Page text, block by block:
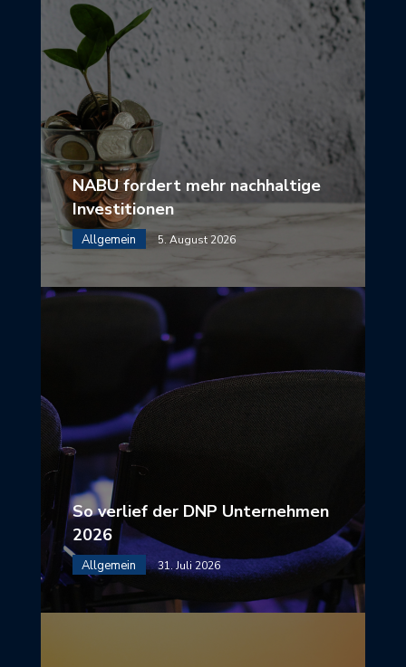
NABU fordert mehr nachhaltige
Investitionen
Allgemein 5. August 2026
So verlief der DNP Unternehmen
2026
Allgemein 31. Juli 2026